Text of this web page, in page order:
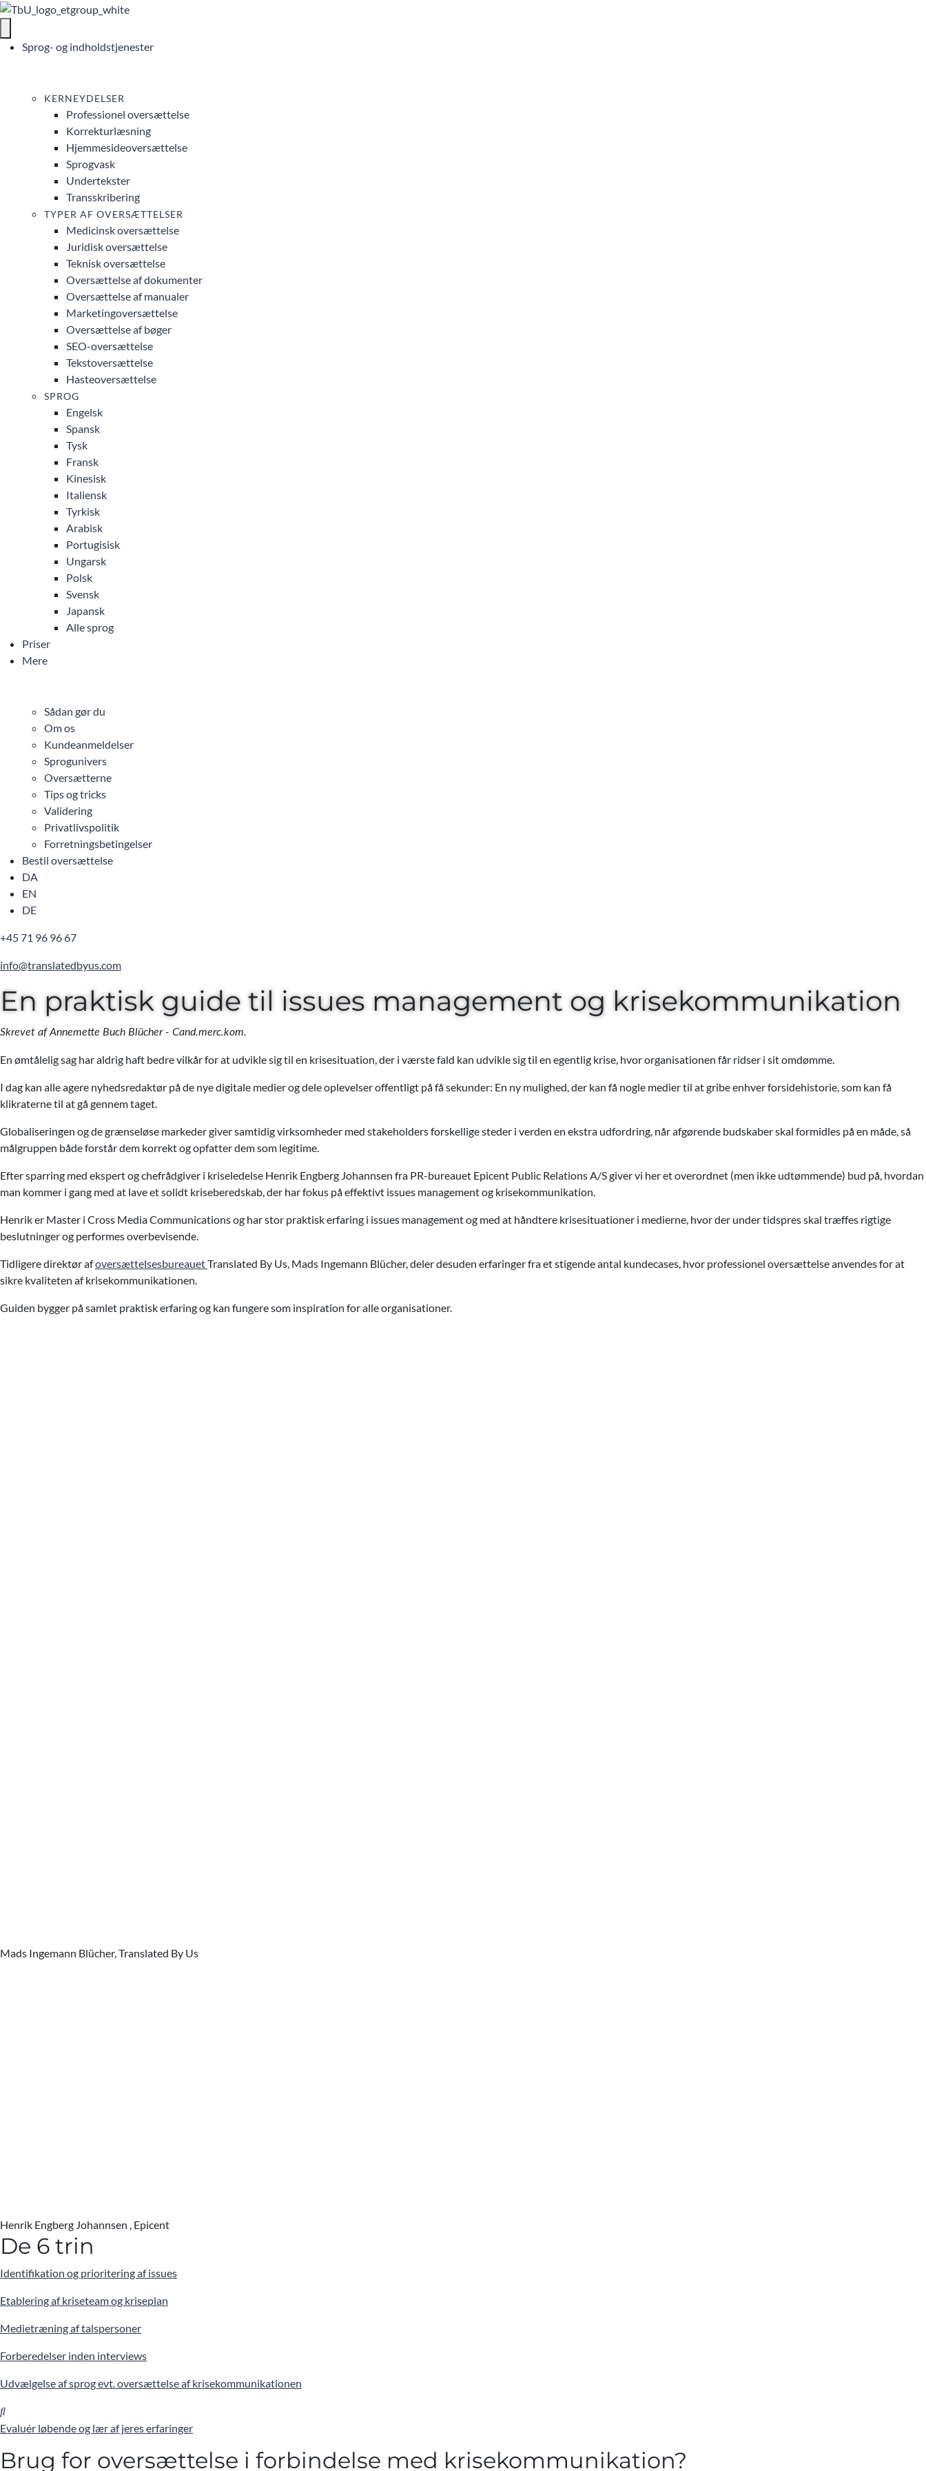
Sprog- og indholdstjenester
KERNEYDELSER
Professionel oversættelse
Korrekturlæsning
Hjemmesideoversættelse
Sprogvask
Undertekster
Transskribering
TYPER AF OVERSÆTTELSER
Medicinsk oversættelse
Juridisk oversættelse
Teknisk oversættelse
Oversættelse af dokumenter
Oversættelse af manualer
Marketingoversættelse
Oversættelse af bøger
SEO-oversættelse
Tekstoversættelse
Hasteoversættelse
SPROG
Engelsk
Spansk
Tysk
Fransk
Kinesisk
Italiensk
Tyrkisk
Arabisk
Portugisisk
Ungarsk
Polsk
Svensk
Japansk
Alle sprog
Priser
Mere
Sådan gør du
Om os
Kundeanmeldelser
Sprogunivers
Oversætterne
Tips og tricks
Validering
Privatlivspolitik
Forretningsbetingelser
Bestil oversættelse
DA
EN
DE
+45 71 96 96 67
info@translatedbyus.com
En praktisk guide til issues management og krisekommunikation
Skrevet af Annemette Buch Blücher - Cand.merc.kom.
En ømtålelig sag har aldrig haft bedre vilkår for at udvikle sig til en krisesituation, der i værste fald kan udvikle sig til en egentlig krise, hvor organisationen får ridser i sit omdømme.
I dag kan alle agere nyhedsredaktør på de nye digitale medier og dele oplevelser offentligt på få sekunder: En ny mulighed, der kan få nogle medier til at gribe enhver forsidehistorie, som kan få
klikraterne til at gå gennem taget.
Globaliseringen og de grænseløse markeder giver samtidig virksomheder med stakeholders forskellige steder i verden en ekstra udfordring, når afgørende budskaber skal formidles på en måde, så
målgruppen både forstår dem korrekt og opfatter dem som legitime.
Efter sparring med ekspert og chefrådgiver i kriseledelse Henrik Engberg Johannsen fra PR-bureauet Epicent Public Relations A/S giver vi her et overordnet (men ikke udtømmende) bud på, hvordan
man kommer i gang med at lave et solidt kriseberedskab, der har fokus på effektivt issues management og krisekommunikation.
Henrik er Master i Cross Media Communications og har stor praktisk erfaring i issues management og med at håndtere krisesituationer i medierne, hvor der under tidspres skal træffes rigtige
beslutninger og performes overbevisende.
Tidligere direktør afoversættelsesbureauetTranslated By Us, Mads Ingemann Blücher, deler desuden erfaringer fra et stigende antal kundecases, hvor professionel oversættelse anvendes for at
sikre kvaliteten af krisekommunikationen.
Guiden bygger på samlet praktisk erfaring og kan fungere som inspiration for alle organisationer.
Mads Ingemann Blücher, Translated By Us
Henrik Engberg Johannsen , Epicent
De 6 trin
Identifikation og prioritering af issues
Etablering af kriseteam og kriseplan
Medietræning af talspersoner
Forberedelser inden interviews
Udvælgelse af sprog evt. oversættelse af krisekommunikationen
Evaluér løbende og lær af jeres erfaringer
Brug for oversættelse i forbindelse med krisekommunikation?